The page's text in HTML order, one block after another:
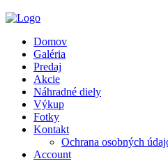
Domov
Galéria
Predaj
Akcie
Náhradné diely
Výkup
Fotky
Kontakt
Ochrana osobných
Account